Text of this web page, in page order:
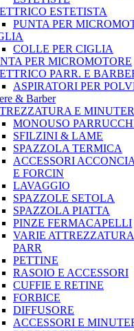
ESTETISTA
PUNTA PER
COLLE PER CIGLIA
PER MICROMOTORE
PARR. E
ASPIRATORI PER
& Barber
E
MONOUSO
SFILZINI & LAME
SPAZZOLA TERMICA
ACCESSORI
E FORCIN
LAVAGGIO
SPAZZOLE SETOLA
SPAZZOLA PIATTA
PINZE FERMACAPELLI
VARIE
PARR
PETTINE
RASOIO E ACCESSORI
CUFFIE E RETINE
FORBICE
DIFFUSORE
ACCESSORI E